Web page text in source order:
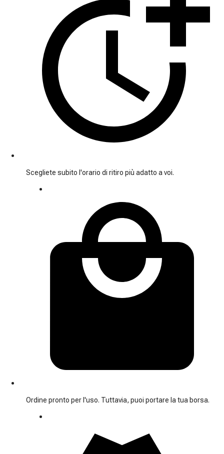
Scegliete subito l'orario di ritiro più adatto a voi.
Ordine pronto per l'uso. Tuttavia, puoi portare la tua borsa.